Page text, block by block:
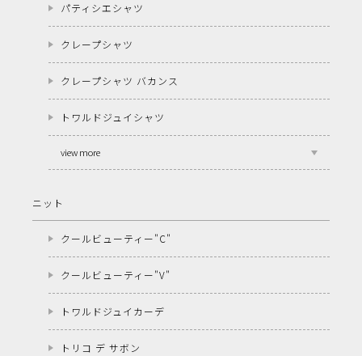
パティシエシャツ
クレープシャツ
クレープシャツ バカンス
トワルドジュイシャツ
view more
ニット
クールビューティー"C"
クールビューティー"V"
トワルドジュイカーデ
トリコ デ サボン